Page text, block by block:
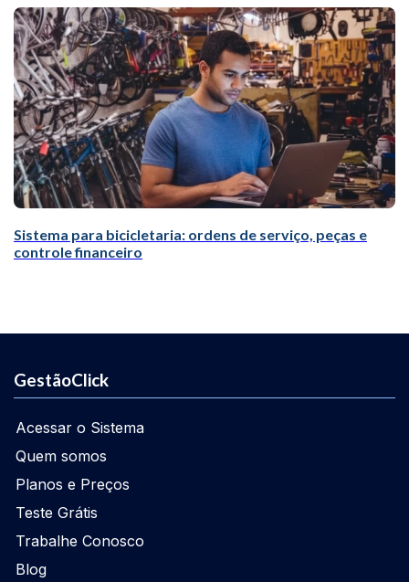
Sistema para bicicletaria: ordens de serviço, peças e
controle financeiro
GestãoClick
Acessar o Sistema
Quem somos
Planos e Preços
Teste Grátis
Trabalhe Conosco
Blog